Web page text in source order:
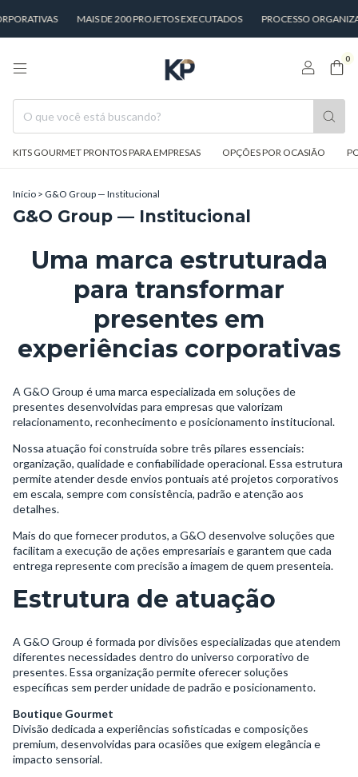
MAIS DE 200 PROJETOS EXECUTADOS PROCESSO
0
KITS GOURMET PRONTOS PARA EMPRESAS OPÇÕES POR OCASIÃO
Início > G&O Group — Institucional
G&O Group — Institucional
Uma marca estruturada
para transformar
presentes em
experiências corporativas
A G&O Group é uma marca especializada em soluções de
presentes desenvolvidas para empresas que valorizam
relacionamento, reconhecimento e posicionamento institucional.
Nossa atuação foi construída sobre três pilares essenciais:
organização, qualidade e confiabilidade operacional. Essa estrutura
permite atender desde envios pontuais até projetos corporativos
em escala, sempre com consistência, padrão e atenção aos
detalhes.
Mais do que fornecer produtos, a G&O desenvolve soluções que
facilitam a execução de ações empresariais e garantem que cada
entrega represente com precisão a imagem de quem presenteia.
Estrutura de atuação
A G&O Group é formada por divisões especializadas que atendem
diferentes necessidades dentro do universo corporativo de
presentes. Essa organização permite oferecer soluções
específicas sem perder unidade de padrão e posicionamento.
Boutique Gourmet
Divisão dedicada a experiências sofisticadas e composições
premium, desenvolvidas para ocasiões que exigem elegância e
impacto sensorial.